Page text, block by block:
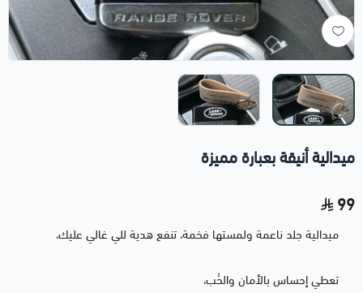
ميدالية أنيقة بعبارة مميزة
99
ميدالية جلد ناعمة ولمستها فخمة، تنفع هدية للي غالي عليك،
تعطي إحساس بالأمان والحُب،